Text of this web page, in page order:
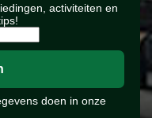
activiteiten en
doen in onze